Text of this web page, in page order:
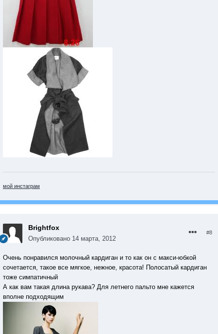
мой инстаграм
Brightfox
Опубликовано 14 марта, 2012
#8
Очень понравился молочный кардиган и то как он с макси-юбкой
сочетается, такое все мягкое, нежное, красота! Полосатый кардиган
тоже симпатичный
А как вам такая длина рукава? Для летнего пальто мне кажется
вполне подходящим